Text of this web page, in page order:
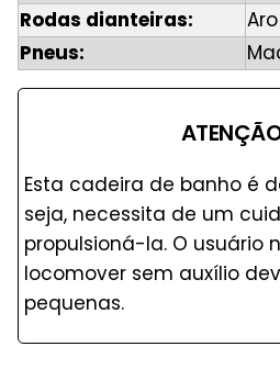
Rodas dianteiras:
Pneus:
Esta cadeira de banho é
seja, necessita de um
propulsioná-la. O usuário
locomover sem auxílio
pequenas.